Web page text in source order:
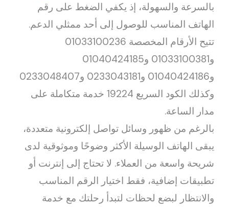
بالسرعة والسهولة، إذ يكفي الضغط على رقم
الهاتف المناسب للوصول إلى أحد ممثلي الدعم.
تتيح الأرقام المخصصة 01033100236
و01033100381 و01040424185
و01040424186 و0233043181 و0233048407
وكذلك الكود السريع 19224 خدمة متكاملة على
مدار الساعة.
بالرغم من ظهور وسائل تواصل إلكترونية متعددة،
يبقى الهاتف الوسيلة الأكثر وضوحًا وموثوقية لدى
شريحة واسعة من العملاء. لا تحتاج إلى إنترنت أو
تطبيقات إضافية، فقط اختيار الرقم المناسب
والانتظار لبضع لحظات لتبدأ رحلتك مع خدمة